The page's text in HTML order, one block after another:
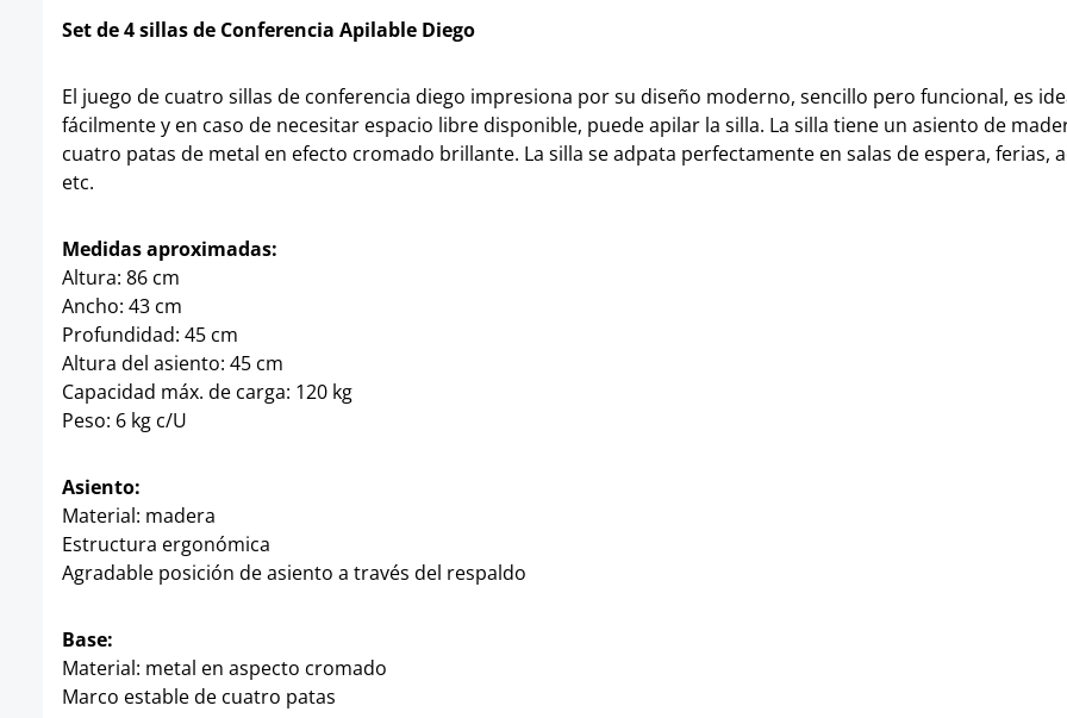
Set de 4 sillas de Conferencia Apilable Diego
El juego de cuatro sillas de conferencia diego impresiona por su diseño moderno, sencillo pero funcional, es
fácilmente y en caso de necesitar espacio libre disponible, puede apilar la silla. La silla tiene un asiento de
cuatro patas de metal en efecto cromado brillante. La silla se adpata perfectamente en salas de espera, ferias,
etc.
Medidas aproximadas:
Altura: 86 cm
Ancho: 43 cm
Profundidad: 45 cm
Altura del asiento: 45 cm
Capacidad máx. de carga: 120 kg
Peso: 6 kg c/U
Asiento:
Material: madera
Estructura ergonómica
Agradable posición de asiento a través del respaldo
Base:
Material: metal en aspecto cromado
Marco estable de cuatro patas